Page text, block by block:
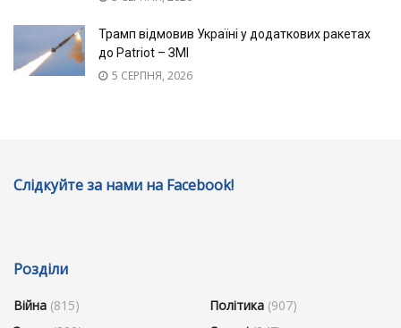
Трамп відмовив Україні у додаткових ракетах
до Patriot – ЗМІ
5 СЕРПНЯ, 2026
Слідкуйте за нами на Facebook!
Розділи
Війна (815)
Політика (907)